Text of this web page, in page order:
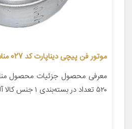
موتور فن پیچی دیناپارت کد 027 مناسب برای پژو 405
معرفی محصول جزئیات محصول
۵۲۰ تعداد در بسته‌بندی ۱ جنس کالا آلمینیوم حداکثر دور ۶۰۰۰